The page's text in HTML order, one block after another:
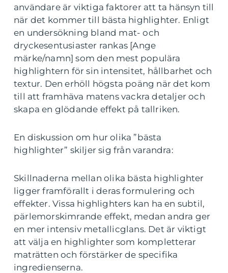
användare är viktiga faktorer att ta hänsyn till
när det kommer till bästa highlighter. Enligt
en undersökning bland mat- och
dryckesentusiaster rankas [Ange
märke/namn] som den mest populära
highlightern för sin intensitet, hållbarhet och
textur. Den erhöll högsta poäng när det kom
till att framhäva matens vackra detaljer och
skapa en glödande effekt på tallriken.
En diskussion om hur olika ”bästa
highlighter” skiljer sig från varandra:
Skillnaderna mellan olika bästa highlighter
ligger framförallt i deras formulering och
effekter. Vissa highlighters kan ha en subtil,
pärlemorskimrande effekt, medan andra ger
en mer intensiv metallicglans. Det är viktigt
att välja en highlighter som kompletterar
maträtten och förstärker de specifika
ingredienserna.